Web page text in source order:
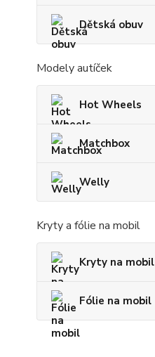
Dětská obuv
Modely autíček
Hot Wheels
Matchbox
Welly
Kryty a fólie na mobil
Kryty na mobil
Fólie na mobil